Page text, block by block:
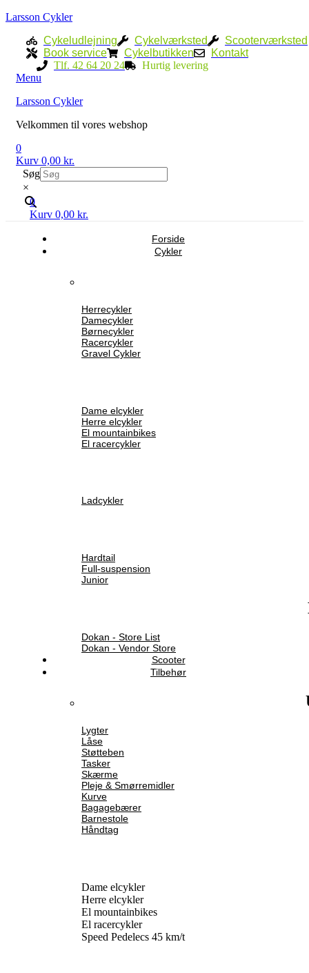
Larsson Cykler
Cykeludlejning
Cykelværksted
Scooterværksted
Book service
Cykelbutikken
Kontakt
Tlf. 42 64 20 24
Hurtig levering
Menu
Larsson Cykler
Velkommen til vores webshop
0
Kurv 0,00 kr.
Søg
×
0
Kurv 0,00 kr.
Forside
Cykler
Herrecykler
Damecykler
Børnecykler
Racercykler
Gravel Cykler
Dame elcykler
Herre elcykler
El mountainbikes
El racercykler
Ladcykler
Hardtail
Full-suspension
Junior
Dokan - Store List
Dokan - Vendor Store
Scooter
Tilbehør
Lygter
Låse
Støtteben
Tasker
Skærme
Pleje & Smørremidler
Kurve
Bagagebærer
Barnestole
Håndtag
Dame elcykler
Herre elcykler
El mountainbikes
El racercykler
Speed Pedelecs 45 km/t